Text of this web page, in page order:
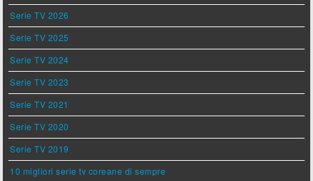
Serie TV 2026
Serie TV 2025
Serie TV 2024
Serie TV 2023
Serie TV 2021
Serie TV 2020
Serie TV 2019
10 migliori serie tv coreane di sempre